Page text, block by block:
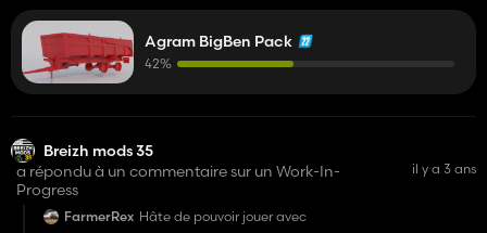
Agram BigBen Pack
42%
Breizh mods 35
a répondu à un commentaire sur un Work-In-
Progress
il y a 3 ans
FarmerRex Hâte de pouvoir jouer avec